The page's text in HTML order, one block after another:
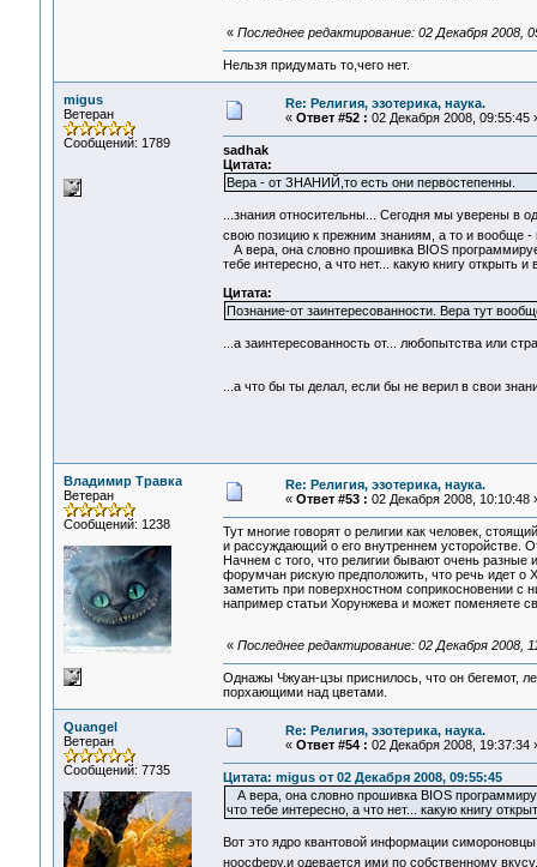
« Последнее редактирование: 02 Декабря 2008,
Нельзя придумать то,чего нет.
migus
Ветеран
Сообщений: 1789
Re: Религия, эзотерика, наука.
« Ответ #52 : 02 Декабря 2008, 09:55:45
sadhak
Цитата:
Вера - от ЗНАНИЙ,то есть они первостепенны.
...знания относительны... Сегодня мы уверены в
свою позицию к прежним знаниям, а то и вообще
А вера, она словно прошивка BIOS
тебе интересно, а что нет... какую книгу открыть
Цитата:
Познание-от заинтересованности. Вера тут
...а заинтересованность от... любопытства или
...а что бы ты делал, если бы не верил в свои
Владимир Травка
Ветеран
Сообщений: 1238
Re: Религия, эзотерика, наука.
« Ответ #53 : 02 Декабря 2008, 10:10:48
Тут многие говорят о религии как человек,
и рассуждающий о его внутреннем усторойстве.
Начнем с того, что религии бывают очень
форумчан рискую предположить, что речь идет о
заметить при поверхностном соприкосновении с
например статьи Хорунжева и может поменяете
« Последнее редактирование: 02 Декабря 2008,
Однажы Чжуан-цзы приснилось, что он бегемот,
порхающими над цветами.
Quangel
Ветеран
Сообщений: 7735
Re: Религия, эзотерика, наука.
« Ответ #54 : 02 Декабря 2008, 19:37:34
Цитата: migus от 02 Декабря 2008, 09:55:45
А вера, она словно прошивка BIOS
что тебе интересно, а что нет... какую книгу
Вот это ядро квантовой информации
ноосферу,и одевается ими по собственному